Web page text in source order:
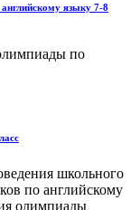
языку 7-8
по
школьного
по английскому
олимпиады